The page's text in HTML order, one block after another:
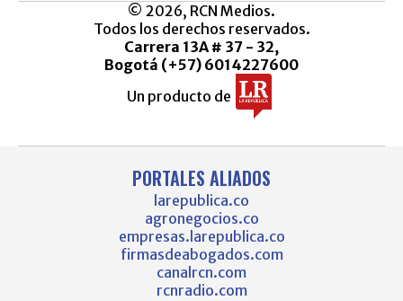
© 2026, RCN Medios.
Todos los derechos reservados.
Carrera 13A # 37 - 32,
Bogotá (+57) 6014227600
Un producto de
PORTALES ALIADOS
larepublica.co
agronegocios.co
empresas.larepublica.co
firmasdeabogados.com
canalrcn.com
rcnradio.com